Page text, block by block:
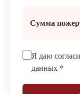
Сумма
Я даю
данных *